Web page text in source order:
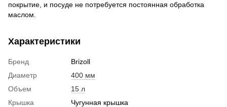
покрытие, и посуде не потребуется постоянная обработка
маслом.
Характеристики
Бренд
Brizoll
Диаметр
400 мм
Объем
15 л
Крышка
Чугунная крышка